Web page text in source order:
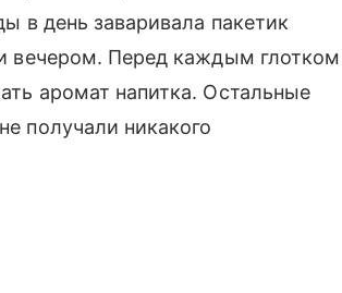
в день заваривала пакетик
вечером. Перед каждым глотком
аромат напитка. Остальные
получали никакого